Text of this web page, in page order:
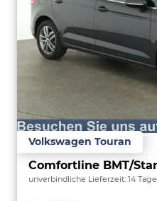
Volkswagen Touran
unverbindliche Lieferzeit: 14 Tage